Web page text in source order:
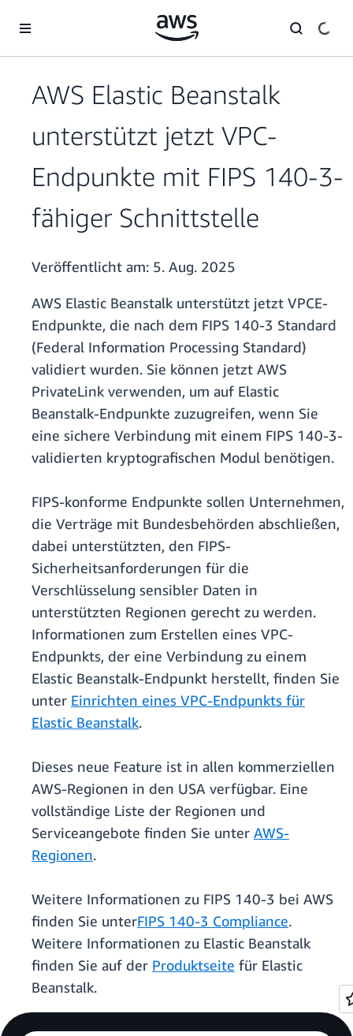
Überspringen zum Hauptinhalt
AWS Elastic Beanstalk
unterstützt jetzt VPC-
Endpunkte mit FIPS 140-3-
fähiger Schnittstelle
Veröffentlicht am: 5. Aug. 2025
AWS Elastic Beanstalk unterstützt jetzt VPCE-
Endpunkte, die nach dem FIPS 140-3 Standard
(Federal Information Processing Standard)
validiert wurden. Sie können jetzt AWS
PrivateLink verwenden, um auf Elastic
Beanstalk-Endpunkte zuzugreifen, wenn Sie
eine sichere Verbindung mit einem FIPS 140-3-
validierten kryptografischen Modul benötigen.
FIPS-konforme Endpunkte sollen Unternehmen,
die Verträge mit Bundesbehörden abschließen,
dabei unterstützten, den FIPS-
Sicherheitsanforderungen für die
Verschlüsselung sensibler Daten in
unterstützten Regionen gerecht zu werden.
Informationen zum Erstellen eines VPC-
Endpunkts, der eine Verbindung zu einem
Elastic Beanstalk-Endpunkt herstellt, finden Sie
unter Einrichten eines VPC-Endpunkts für
Elastic Beanstalk.
Dieses neue Feature ist in allen kommerziellen
AWS-Regionen in den USA verfügbar. Eine
vollständige Liste der Regionen und
Serviceangebote finden Sie unter AWS-
Regionen.
Weitere Informationen zu FIPS 140-3 bei AWS
finden Sie unterFIPS 140-3 Compliance.
Weitere Informationen zu Elastic Beanstalk
finden Sie auf der Produktseite für Elastic
Beanstalk.